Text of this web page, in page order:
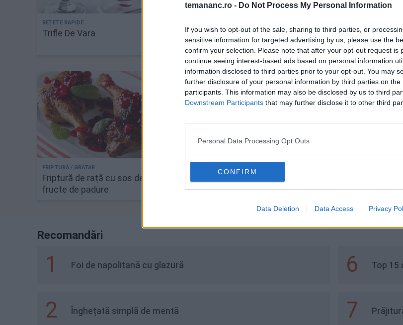
temananc.ro - Do Not Process My Personal Information
If you wish to opt-out of the sale, sharing to third parties, or
sensitive information for targeted advertising by us, please use the
confirm your selection. Please note that after your opt-out request is
continue seeing interest-based ads based on personal information
information disclosed to third parties prior to your opt-out. You may
further disclosure of your personal information by third parties on the
participants. This information may also be disclosed by us to third
Downstream Participants that may further disclose it to other third
Personal Data Processing Opt Outs
CONFIRM
Data Deletion Data Access Privacy
Trifle De Vara
Tarta cu coacaze negre, branza
de capra si cimbru
Pain Perdu
Friptură de rață cu sos de
fructe de padure
mai ușoară
Recomandări
1 Foi de napolitană cu glazură
2 Înghețată simplă de mentă
6 Top 15
7